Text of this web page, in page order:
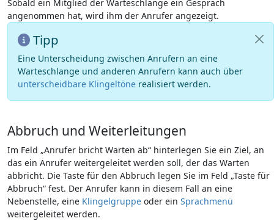
Sobald ein Mitglied der Warteschlange ein Gespräch
angenommen hat, wird ihm der Anrufer angezeigt.
Tipp
Eine Unterscheidung zwischen Anrufern an eine
Warteschlange und anderen Anrufern kann auch über
unterscheidbare Klingeltöne realisiert werden.
Abbruch und Weiterleitungen
Im Feld „Anrufer bricht Warten ab“ hinterlegen Sie ein Ziel, an
das ein Anrufer weitergeleitet werden soll, der das Warten
abbricht. Die Taste für den Abbruch legen Sie im Feld „Taste für
Abbruch“ fest. Der Anrufer kann in diesem Fall an eine
Nebenstelle, eine Klingelgruppe oder ein Sprachmenü
weitergeleitet werden.